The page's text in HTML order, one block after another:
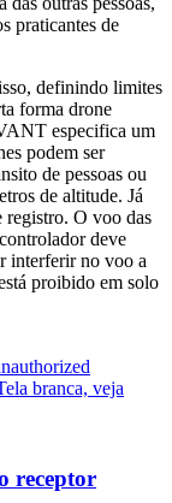
praticantes de
definindo limites
forma drone
especifica um
podem ser
de pessoas ou
de altitude. Já
registro. O voo das
deve
interferir no voo a
proibido em solo
branca, veja
receptor